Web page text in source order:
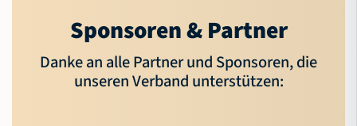
Sponsoren & Partner
Danke an alle Partner und Sponsoren, die
unseren Verband unterstützen: